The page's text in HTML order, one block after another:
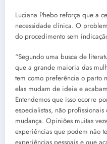
Luciana Phebo reforça que a
necessidade clínica. O
do procedimento sem
“Segundo uma busca de
que a grande maioria das
tem como preferência o parto
elas mudam de ideia e
Entendemos que isso ocorre
especialistas, não
mudança. Opiniões muitas
experiências que podem não
experiências pessoais e que